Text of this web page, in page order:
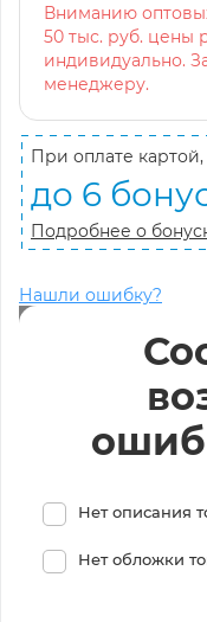
Вниманию
50 тыс. руб. цены
индивидуально.
менеджеру.
При оплате
до 6
Подробнее о
Нашли ошибку?
Нет описания
Нет обложки